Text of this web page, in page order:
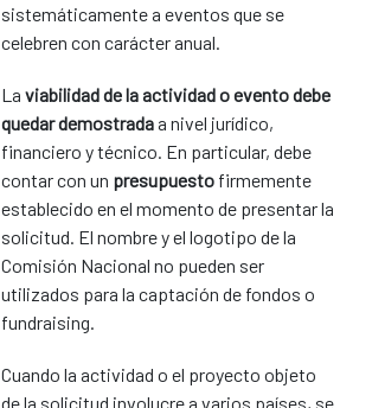
sistemáticamente a eventos que se
celebren con carácter anual.
La viabilidad de la actividad o evento debe
quedar demostradaa nivel jurídico,
financiero y técnico. En particular, debe
contar con un presupuesto firmemente
establecido en el momento de presentar la
solicitud. El nombre y el logotipo de la
Comisión Nacional no pueden ser
utilizados para la captación de fondos o
fundraising.
Cuando la actividad o el proyecto objeto
de la solicitud involucre a varios países, se